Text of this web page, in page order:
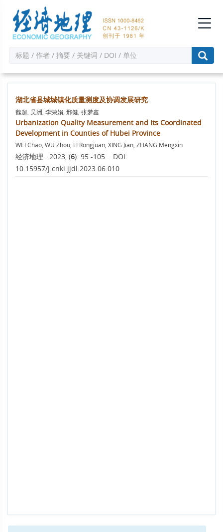
湖北省县城城镇化质量测度及协调发展研究
魏超, 吴洲, 李荣娟, 邢健, 张梦鑫
Urbanization Quality Measurement and Its Coordinated
Development in Counties of Hubei Province
WEI Chao, WU Zhou, LI Rongjuan, XING Jian, ZHANG Mengxin
经济地理 . 2023, (6): 95 -105 . DOI:
10.15957/j.cnki.jjdl.2023.06.010